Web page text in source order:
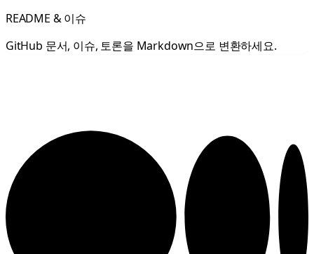
README & 이슈
GitHub 문서, 이슈, 토론을 Markdown으로 변환하세요.